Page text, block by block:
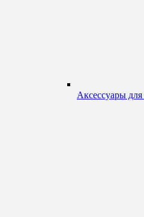
Аксессуары